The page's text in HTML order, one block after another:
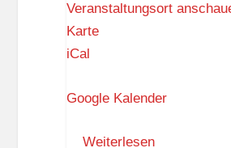
Veranstaltungsort
KarteZ
–
e
iCal
Google Kalender
Weiterlesen